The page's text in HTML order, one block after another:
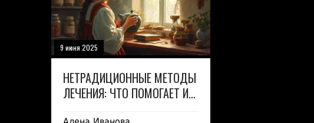
9 июня 2025
НЕТРАДИЦИОННЫЕ МЕТОДЫ
ЛЕЧЕНИЯ: ЧТО ПОМОГАЕТ И